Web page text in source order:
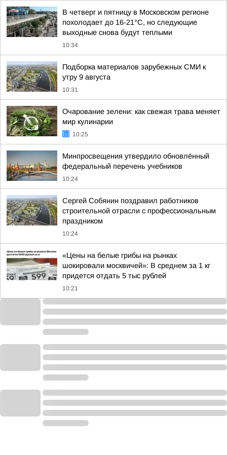
В четверг и пятницу в Московском регионе
похолодает до 16-21°C, но следующие
выходные снова будут теплыми
10:34
Подборка материалов зарубежных СМИ к
утру 9 августа
10:31
Очарование зелени: как свежая трава меняет
мир кулинарии
10:25
Минпросвещения утвердило обновлённый
федеральный перечень учебников
10:24
Сергей Собянин поздравил работников
строительной отрасли с профессиональным
праздником
10:24
«Цены на белые грибы на рынках
шокировали москвичей»: В среднем за 1 кг
придется отдать 5 тыс рублей
10:21